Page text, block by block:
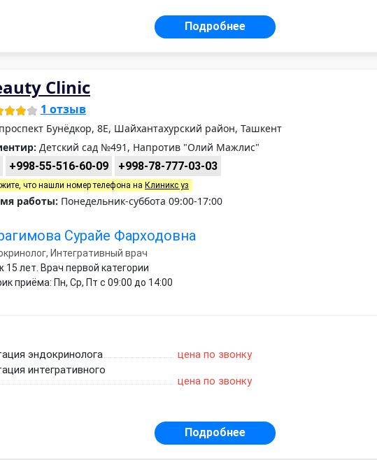
Подробнее
Clinic
1 отзыв
проспект Бунёдкор, 8Е, Шайхантахурский район, Ташкент
Детский сад №491, Напротив "Олий Мажлис"
+998-55-516-60-09 +998-78-777-03-03
что нашли номер телефона на Клиникс уз
работы: Понедельник-суббота 09:00-17:00
Сурайе Фарходовна
Интегративный врач
15 лет. Врач первой категории
приёма: Пн, Ср, Пт с 09:00 до 14:00
эндокринолога
цена по звонку
интегративного
цена по звонку
Подробнее